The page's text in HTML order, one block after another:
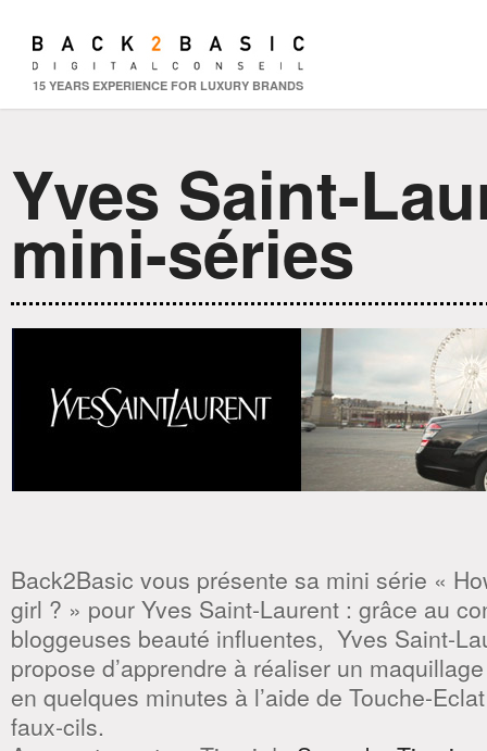
15 YEARS EXPERIENCE FOR LUXURY BRANDS
Accueil Stratégie
Yves Saint-
mini-séries
Back2Basic vous présente sa mini série «
girl ? » pour Yves Saint-Laurent : grâce au
bloggeuses beauté influentes, Yves Saint-
propose d’apprendre à réaliser un
en quelques minutes à l’aide de Touche-
faux-cils.